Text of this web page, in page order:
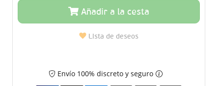
Añadir a la cesta
Lista de deseos
Envío 100% discreto y seguro